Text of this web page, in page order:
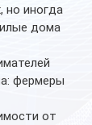
но иногда
дома
фермеры
от